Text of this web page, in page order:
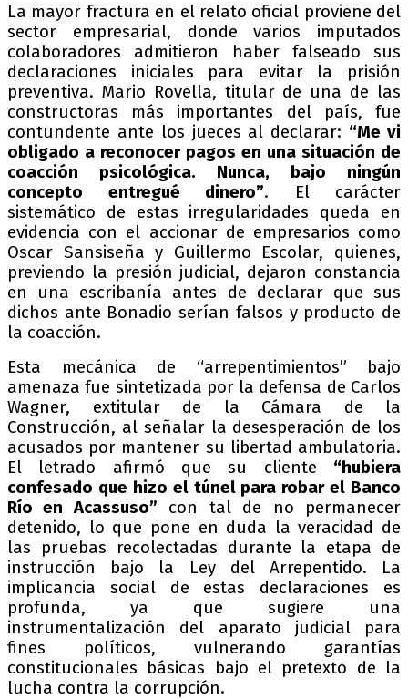
La mayor fractura en el relato oficial proviene del
sector empresarial, donde varios imputados
colaboradores admitieron haber falseado sus
declaraciones iniciales para evitar la prisión
preventiva. Mario Rovella, titular de una de las
constructoras más importantes del país, fue
contundente ante los jueces al declarar: “Me vi
obligado a reconocer pagos en una situación de
coacción psicológica. Nunca, bajo ningún
concepto entregué dinero”. El carácter
sistemático de estas irregularidades queda en
evidencia con el accionar de empresarios como
Oscar Sansiseña y Guillermo Escolar, quienes,
previendo la presión judicial, dejaron constancia
en una escribanía antes de declarar que sus
dichos ante Bonadio serían falsos y producto de
la coacción.
Esta mecánica de “arrepentimientos” bajo
amenaza fue sintetizada por la defensa de Carlos
Wagner, extitular de la Cámara de la
Construcción, al señalar la desesperación de los
acusados por mantener su libertad ambulatoria.
El letrado afirmó que su cliente “hubiera
confesado que hizo el túnel para robar el Banco
Río en Acassuso” con tal de no permanecer
detenido, lo que pone en duda la veracidad de
las pruebas recolectadas durante la etapa de
instrucción bajo la Ley del Arrepentido. La
implicancia social de estas declaraciones es
profunda, ya que sugiere una
instrumentalización del aparato judicial para
fines políticos, vulnerando garantías
constitucionales básicas bajo el pretexto de la
lucha contra la corrupción.